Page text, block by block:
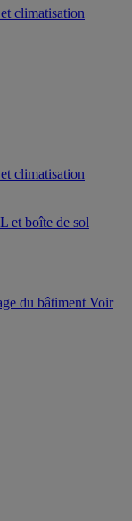
climatisation
climatisation
et boîte de sol
du bâtiment Voir